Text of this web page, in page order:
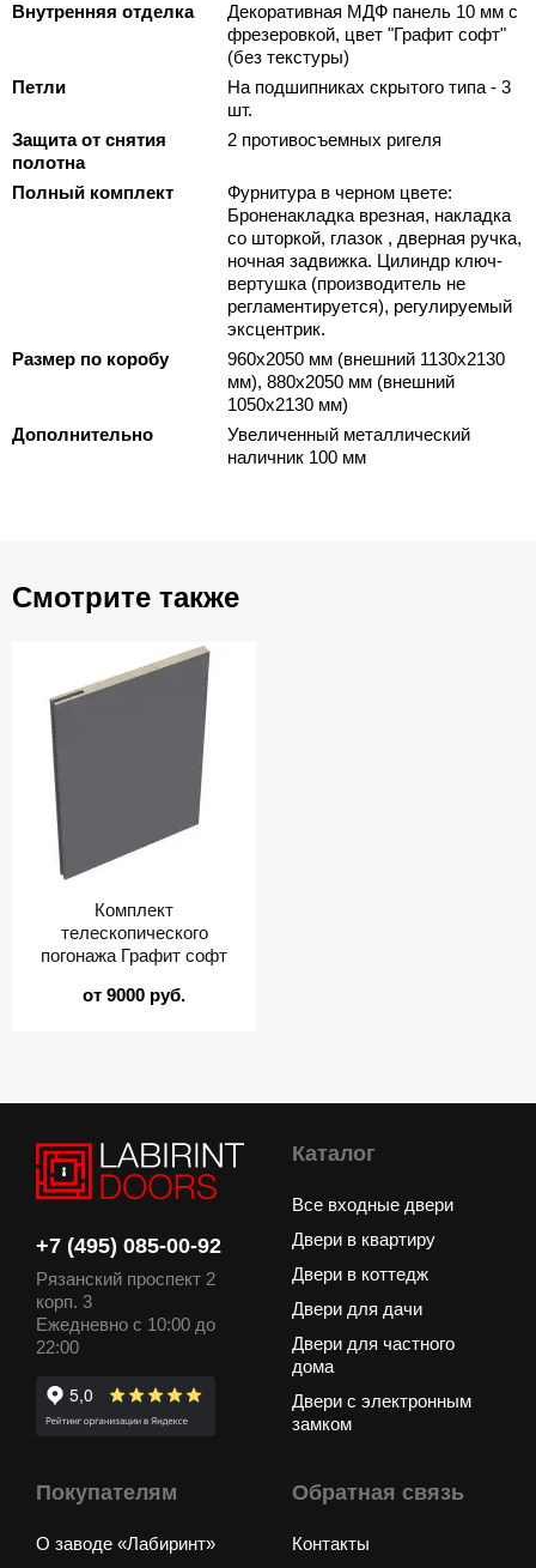
Внутренняя отделка
Декоративная МДФ панель 10 мм с
фрезеровкой, цвет "Графит софт"
(без текстуры)
Петли
На подшипниках скрытого типа - 3
шт.
Защита от снятия
полотна
2 противосъемных ригеля
Полный комплект
Фурнитура в черном цвете:
Броненакладка врезная, накладка
со шторкой, глазок , дверная ручка,
ночная задвижка. Цилиндр ключ-
вертушка (производитель не
регламентируется), регулируемый
эксцентрик.
Размер по коробу
960х2050 мм (внешний 1130х2130
мм), 880х2050 мм (внешний
1050х2130 мм)
Дополнительно
Увеличенный металлический
наличник 100 мм
Смотрите также
Комплект
телескопического
погонажа Графит софт
от 9000 руб.
+7 (495) 085-00-92
Рязанский проспект 2
корп. 3
Ежедневно с 10:00 до
22:00
Каталог
Все входные двери
Двери в квартиру
Двери в коттедж
Двери для дачи
Двери для частного
дома
Двери с электронным
замком
Покупателям
О заводе «Лабиринт»
Обратная связь
Контакты